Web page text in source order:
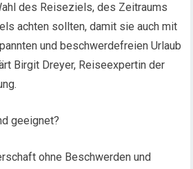
des Reiseziels, des Zeitraums
achten sollten, damit sie auch mit
und beschwerdefreien Urlaub
Birgit Dreyer, Reiseexpertin der
geeignet?
ohne Beschwerden und